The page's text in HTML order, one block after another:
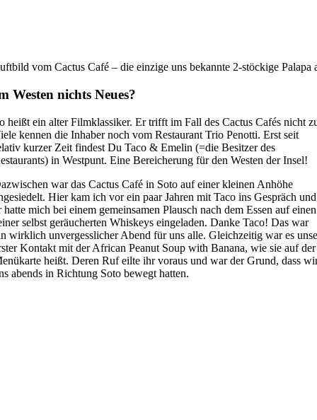
vom Cactus Café – die einzige uns bekannte 2-stöckige Palapa
Westen nichts Neues?
heißt ein alter Filmklassiker. Er trifft im Fall des Cactus Cafés nicht
kennen die Inhaber noch vom Restaurant Trio Penotti. Erst seit
kurzer Zeit findest Du Taco & Emelin (=die Besitzer des
in Westpunt. Eine Bereicherung für den Westen der Insel!
war das Cactus Café in Soto auf einer kleinen Anhöhe
Hier kam ich vor ein paar Jahren mit Taco ins Gespräch und
hatte mich bei einem gemeinsamen Plausch nach dem Essen auf einen
selbst geräucherten Whiskeys eingeladen. Danke Taco! Das war
wirklich unvergesslicher Abend für uns alle. Gleichzeitig war es
Kontakt mit der African Peanut Soup with Banana, wie sie auf der
heißt. Deren Ruf eilte ihr voraus und war der Grund, dass
abends in Richtung Soto bewegt hatten.